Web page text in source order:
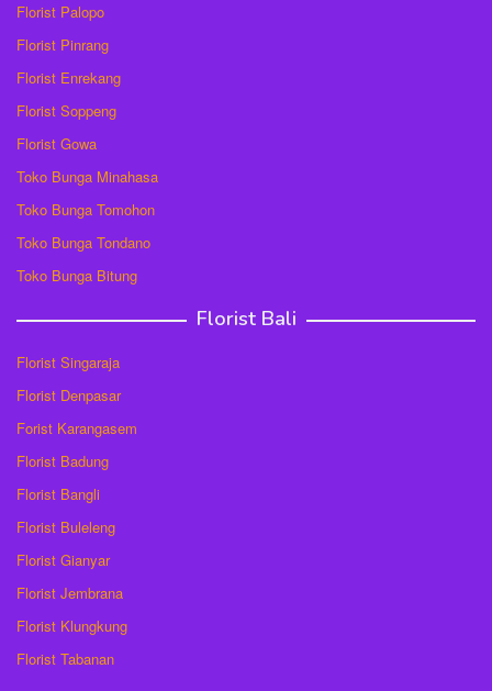
Florist Palopo
Florist Pinrang
Florist Enrekang
Florist Soppeng
Florist Gowa
Toko Bunga Minahasa
Toko Bunga Tomohon
Toko Bunga Tondano
Toko Bunga Bitung
Florist Bali
Florist Singaraja
Florist Denpasar
Forist Karangasem
Florist Badung
Florist Bangli
Florist Buleleng
Florist Gianyar
Florist Jembrana
Florist Klungkung
Florist Tabanan